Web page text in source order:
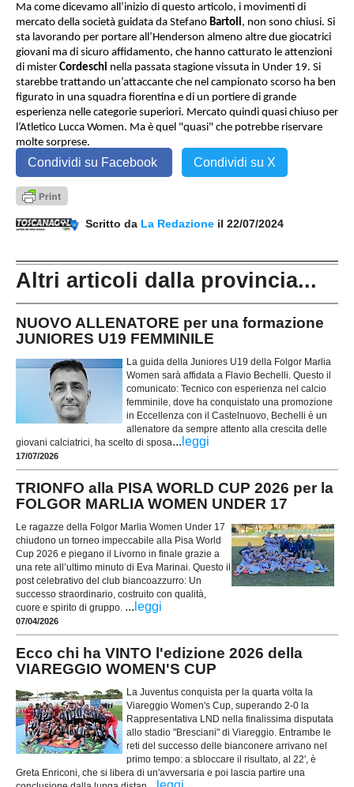
Ma come dicevamo all’inizio di questo articolo, i movimenti di
mercato della società guidata da Stefano Bartoli, non sono chiusi. Si
sta lavorando per portare all’Henderson almeno altre due giocatrici
giovani ma di sicuro affidamento, che hanno catturato le attenzioni
di mister Cordeschi nella passata stagione vissuta in Under 19. Si
starebbe trattando un’attaccante che nel campionato scorso ha ben
figurato in una squadra fiorentina e di un portiere di grande
esperienza nelle categorie superiori. Mercato quindi quasi chiuso per
l’Atletico Lucca Women. Ma è quel "quasi" che potrebbe riservare
molte sorprese.
Condividi su Facebook Condividi su X
Scritto da La Redazione il 22/07/2024
Altri articoli dalla provincia...
NUOVO ALLENATORE per una formazione
JUNIORES U19 FEMMINILE
La guida della Juniores U19 della Folgor Marlia
Women sarà affidata a Flavio Bechelli. Questo il
comunicato: Tecnico con esperienza nel calcio
femminile, dove ha conquistato una promozione
in Eccellenza con il Castelnuovo, Bechelli è un
allenatore da sempre attento alla crescita delle
giovani calciatrici, ha scelto di sposa... leggi
17/07/2026
TRIONFO alla PISA WORLD CUP 2026 per la
FOLGOR MARLIA WOMEN UNDER 17
Le ragazze della Folgor Marlia Women Under 17
chiudono un torneo impeccabile alla Pisa World
Cup 2026 e piegano il Livorno in finale grazie a
una rete all’ultimo minuto di Eva Marinai. Questo il
post celebrativo del club biancoazzurro: Un
successo straordinario, costruito con qualità,
cuore e spirito di gruppo. ... leggi
07/04/2026
Ecco chi ha VINTO l'edizione 2026 della
VIAREGGIO WOMEN'S CUP
La Juventus conquista per la quarta volta la
Viareggio Women's Cup, superando 2-0 la
Rappresentativa LND nella finalissima disputata
allo stadio "Bresciani" di Viareggio. Entrambe le
reti del successo delle bianconere arrivano nel
primo tempo: a sbloccare il risultato, al 22', è
Greta Enriconi, che si libera di un'avversaria e poi lascia partire una